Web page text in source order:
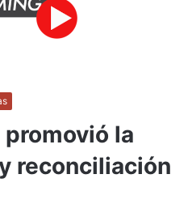
promovió la
reconciliación